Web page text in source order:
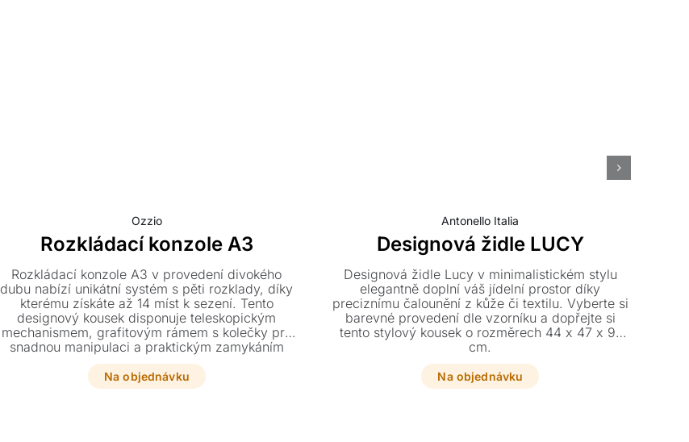
Ozzio
Rozkládací konzole A3
Rozkládací konzole A3 v provedení divokého
dubu nabízí unikátní systém s pěti rozklady, díky
kterému získáte až 14 míst k sezení. Tento
designový kousek disponuje teleskopickým
mechanismem, grafitovým rámem s kolečky pro
snadnou manipulaci a praktickým zamykáním
nohou. Elegantní a funkční řešení pro váš interiér
se přizpůsobí každé příležitosti až do délky 330
cm.
Na objednávku
Antonello Italia
Designová židle LUCY
Designová židle Lucy v minimalistickém stylu
elegantně doplní váš jídelní prostor díky
preciznímu čalounění z kůže či textilu. Vyberte si
barevné provedení dle vzorníku a dopřejte si
tento stylový kousek o rozměrech 44 x 47 x 91
cm.
Na objednávku